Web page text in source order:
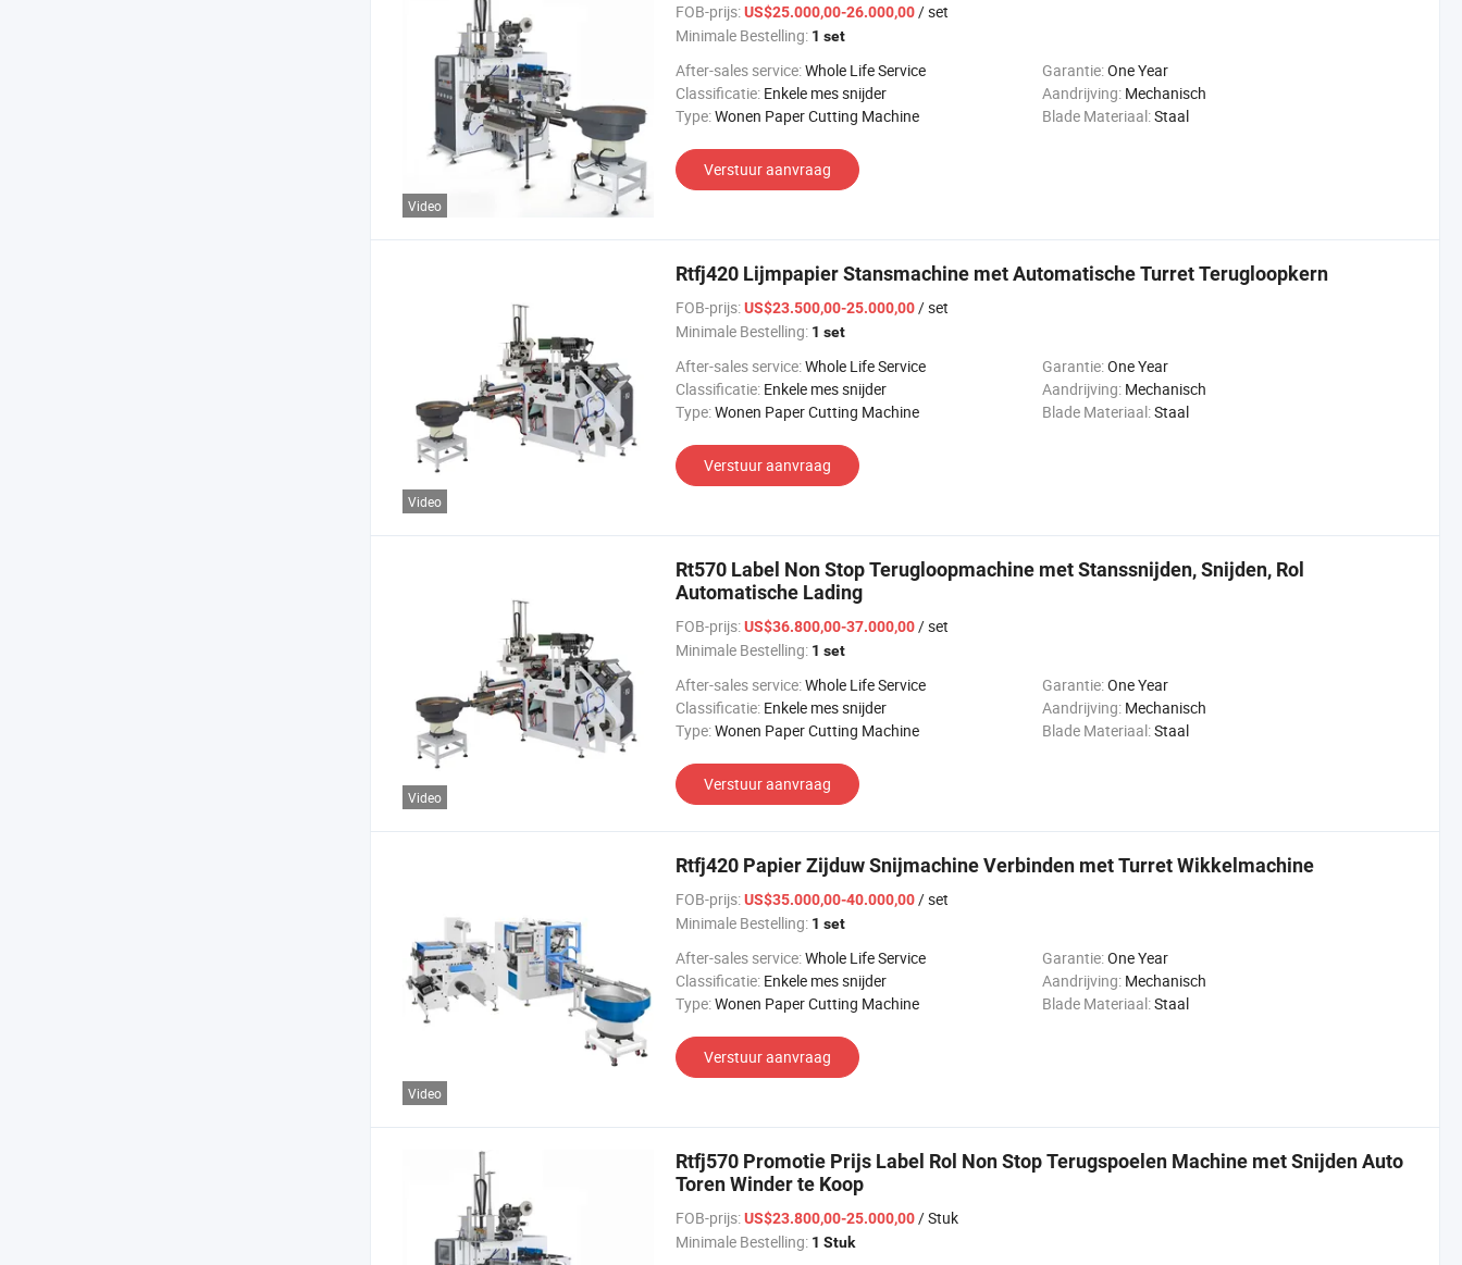
Video
FOB-prijs:US$25.000,00-26.000,00/ set
Minimale Bestelling: 1 set
After-sales service:Whole Life Service Garantie:One Year
Classificatie: Enkele mes snijder Aandrijving: Mechanisch
Type:Wonen Paper Cutting Machine Blade Materiaal:Staal
Verstuur aanvraag
Video
Rtfj420 Lijmpapier Stansmachine met Automatische Turret Terugloopkern
FOB-prijs:US$23.500,00-25.000,00/ set
Minimale Bestelling: 1 set
After-sales service:Whole Life Service Garantie:One Year
Classificatie: Enkele mes snijder Aandrijving: Mechanisch
Type:Wonen Paper Cutting Machine Blade Materiaal:Staal
Verstuur aanvraag
Video
Rt570 Label Non Stop Terugloopmachine met Stanssnijden, Snijden, Rol
Automatische Lading
FOB-prijs:US$36.800,00-37.000,00/ set
Minimale Bestelling: 1 set
After-sales service:Whole Life Service Garantie:One Year
Classificatie: Enkele mes snijder Aandrijving: Mechanisch
Type:Wonen Paper Cutting Machine Blade Materiaal:Staal
Verstuur aanvraag
Video
Rtfj420 Papier Zijduw Snijmachine Verbinden met Turret Wikkelmachine
FOB-prijs:US$35.000,00-40.000,00/ set
Minimale Bestelling: 1 set
After-sales service:Whole Life Service Garantie:One Year
Classificatie: Enkele mes snijder Aandrijving: Mechanisch
Type:Wonen Paper Cutting Machine Blade Materiaal:Staal
Verstuur aanvraag
Rtfj570 Promotie Prijs Label Rol Non Stop Terugspoelen Machine met Snijden Auto
Toren Winder te Koop
FOB-prijs:US$23.800,00-25.000,00/ Stuk
Minimale Bestelling: 1 Stuk